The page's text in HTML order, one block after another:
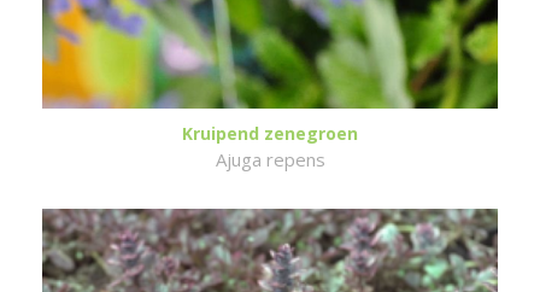
Kruipend zenegroen
Ajuga repens